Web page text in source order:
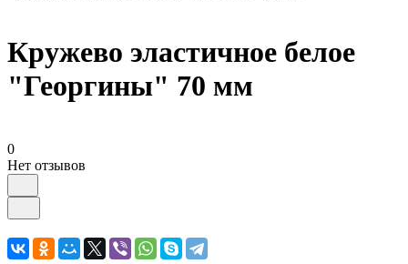
Кружево эластичное белое
"Георгины" 70 мм
0
Нет отзывов